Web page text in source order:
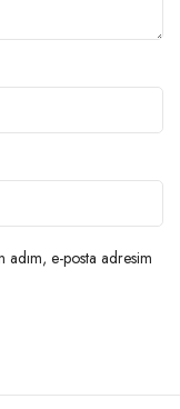
adım, e-posta adresim